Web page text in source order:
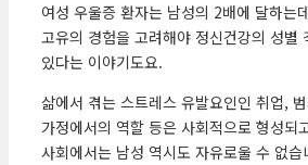
여성 우울증 환자는 남성의 2배에 달하는
고유의 경험을 고려해야 정신건강의 성별
있다는 이야기도요.
삶에서 겪는 스트레스 유발요인인 취업,
가정에서의 역할 등은 사회적으로 형성되
사회에서는 남성 역시도 자유로울 수 없